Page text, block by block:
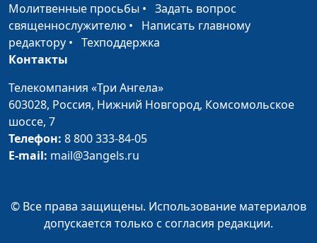
реагировать
прихожанам?
священнослужитель
Все ли в мире «лежит во
Должны ли мы
подставлять правую
щеку?
священнослужитель
Молитвенные просьбы • Задать вопрос
священнослужителю • Написать главному
редактору • Техподдержка
Контакты
Телекомпания «Три Ангела»
603028, Россия, Нижний Новгород, Комсомольское
шоссе, 7
Телефон: 8 800 333-84-05
E-mail: mail@3angels.ru
© Все права защищены. Использование материалов
допускается только с согласия редакции.